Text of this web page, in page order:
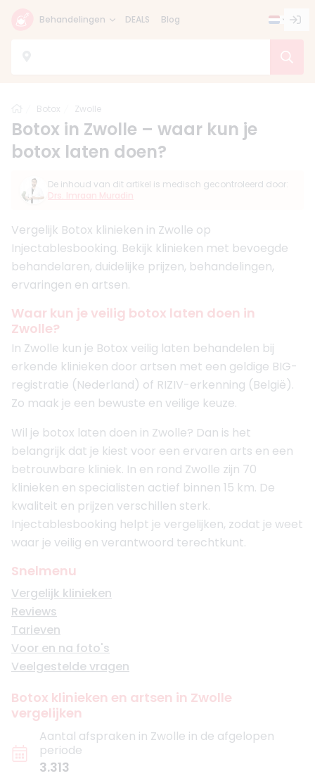
Behandelingen DEALS Blog
Home
Botox Zwolle
Botox in Zwolle – waar kun je
botox laten doen?
De inhoud van dit artikel is medisch gecontroleerd door:
Drs. Imraan Muradin
Vergelijk Botox klinieken in Zwolle op
Injectablesbooking. Bekijk klinieken met bevoegde
behandelaren, duidelijke prijzen, behandelingen,
ervaringen en artsen.
Waar kun je veilig botox laten doen in
Zwolle?
In Zwolle kun je Botox veilig laten behandelen bij
erkende klinieken door artsen met een geldige BIG-
registratie (Nederland) of RIZIV-erkenning (België).
Zo maak je een bewuste en veilige keuze.
Wil je botox laten doen in Zwolle? Dan is het
belangrijk dat je kiest voor een ervaren arts en een
betrouwbare kliniek. In en rond Zwolle zijn 70
klinieken en specialisten actief binnen 15 km. De
kwaliteit en prijzen verschillen sterk.
Injectablesbooking helpt je vergelijken, zodat je weet
waar je veilig en verantwoord terechtkunt.
Snelmenu
Vergelijk klinieken
Reviews
Tarieven
Voor en na foto's
Veelgestelde vragen
Botox klinieken en artsen in Zwolle
vergelijken
Aantal afspraken in Zwolle in de afgelopen
periode
3.313